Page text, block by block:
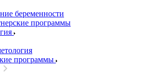
беременности
программы
программы